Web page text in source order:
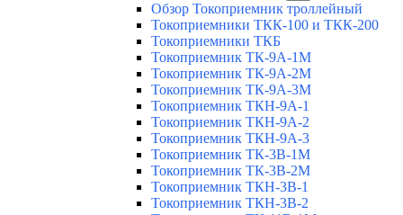
Обзор Токоприемник троллейный
Токоприемники ТКК-100 и ТКК-200
Токоприемники ТКБ
Токоприемник ТК-9А-1М
Токоприемник ТК-9А-2М
Токоприемник ТК-9А-3М
Токоприемник ТКН-9А-1
Токоприемник ТКН-9А-2
Токоприемник ТКН-9А-3
Токоприемник ТК-3В-1М
Токоприемник ТК-3В-2М
Токоприемник ТКН-3В-1
Токоприемник ТКН-3В-2